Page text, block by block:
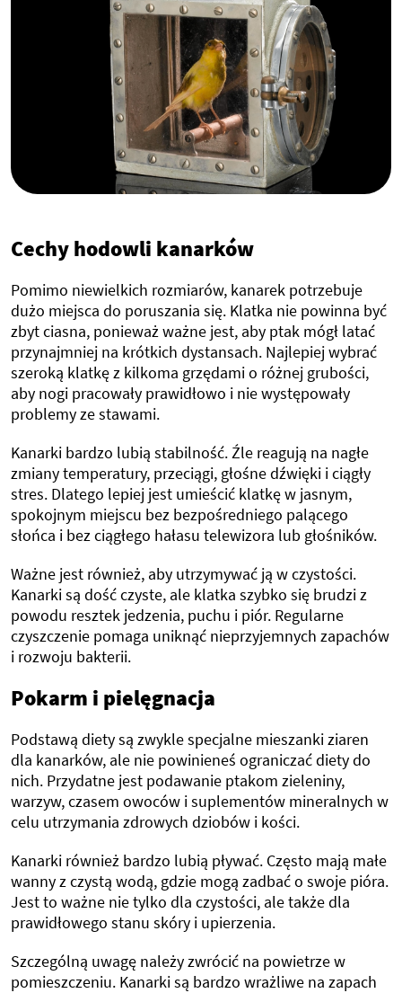
Cechy hodowli kanarków
Pomimo niewielkich rozmiarów, kanarek potrzebuje
dużo miejsca do poruszania się. Klatka nie powinna być
zbyt ciasna, ponieważ ważne jest, aby ptak mógł latać
przynajmniej na krótkich dystansach. Najlepiej wybrać
szeroką klatkę z kilkoma grzędami o różnej grubości,
aby nogi pracowały prawidłowo i nie występowały
problemy ze stawami.
Kanarki bardzo lubią stabilność. Źle reagują na nagłe
zmiany temperatury, przeciągi, głośne dźwięki i ciągły
stres. Dlatego lepiej jest umieścić klatkę w jasnym,
spokojnym miejscu bez bezpośredniego palącego
słońca i bez ciągłego hałasu telewizora lub głośników.
Ważne jest również, aby utrzymywać ją w czystości.
Kanarki są dość czyste, ale klatka szybko się brudzi z
powodu resztek jedzenia, puchu i piór. Regularne
czyszczenie pomaga uniknąć nieprzyjemnych zapachów
i rozwoju bakterii.
Pokarm i pielęgnacja
Podstawą diety są zwykle specjalne mieszanki ziaren
dla kanarków, ale nie powinieneś ograniczać diety do
nich. Przydatne jest podawanie ptakom zieleniny,
warzyw, czasem owoców i suplementów mineralnych w
celu utrzymania zdrowych dziobów i kości.
Kanarki również bardzo lubią pływać. Często mają małe
wanny z czystą wodą, gdzie mogą zadbać o swoje pióra.
Jest to ważne nie tylko dla czystości, ale także dla
prawidłowego stanu skóry i upierzenia.
Szczególną uwagę należy zwrócić na powietrze w
pomieszczeniu. Kanarki są bardzo wrażliwe na zapach